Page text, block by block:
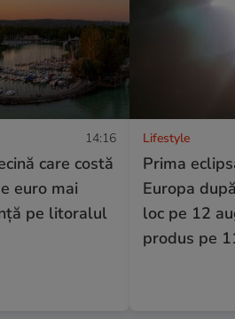
14:16
care costă
euro mai
pe litoralul
Lifestyle
Prima
Europa
loc pe 12
produs pe